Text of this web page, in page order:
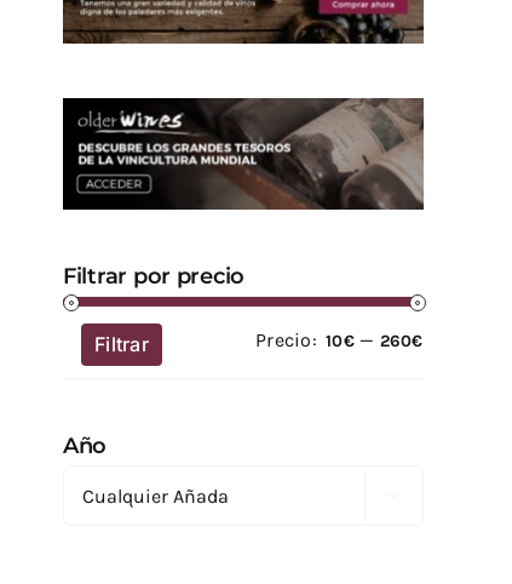
Filtrar por precio
Precio
Precio
Filtrar Precio: 10€— 260€
Año